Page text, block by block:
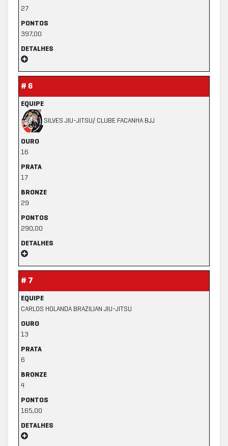
27
PONTOS
397,00
DETALHES
# 6
EQUIPE
SILVES JIU-JITSU/ CLUBE FACANHA BJJ
OURO
16
PRATA
17
BRONZE
29
PONTOS
290,00
DETALHES
# 7
EQUIPE
CARLOS HOLANDA BRAZILIAN JIU-JITSU
OURO
13
PRATA
6
BRONZE
4
PONTOS
165,00
DETALHES